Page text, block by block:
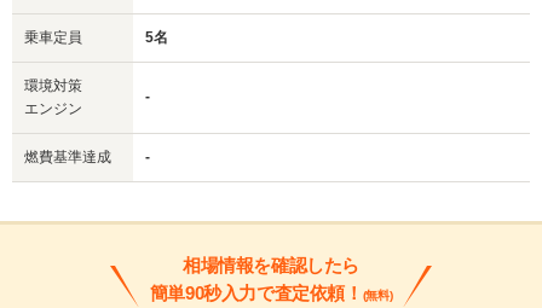
乗車定員 5名
環境対策
エンジン
-
燃費基準達成 -
相場情報を確認したら
簡単90秒入力で査定依頼！ (無料)